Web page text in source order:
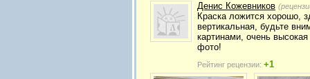
Денис Кожевников
Краска ложится хорошо,
вертикальная, будьте
картинами, очень
фото!
Рейтинг рецензии: +1